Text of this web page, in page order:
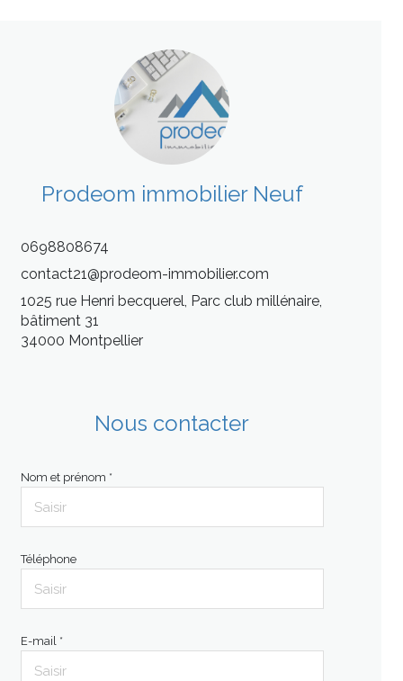
Prodeom immobilier Neuf
0698808674
contact21@prodeom-immobilier.com
1025 rue Henri becquerel, Parc club millénaire,
bâtiment 31
34000 Montpellier
Nous contacter
Nom et prénom *
Téléphone
E-mail *